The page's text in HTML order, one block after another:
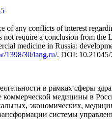
of any conflicts of interest
not require a conclusion from the
medicine in Russia:
1398/30/lang,ru/. DOI: 10.21045/
в рамках сферы
коммерческой медицины в
экономических,
системы